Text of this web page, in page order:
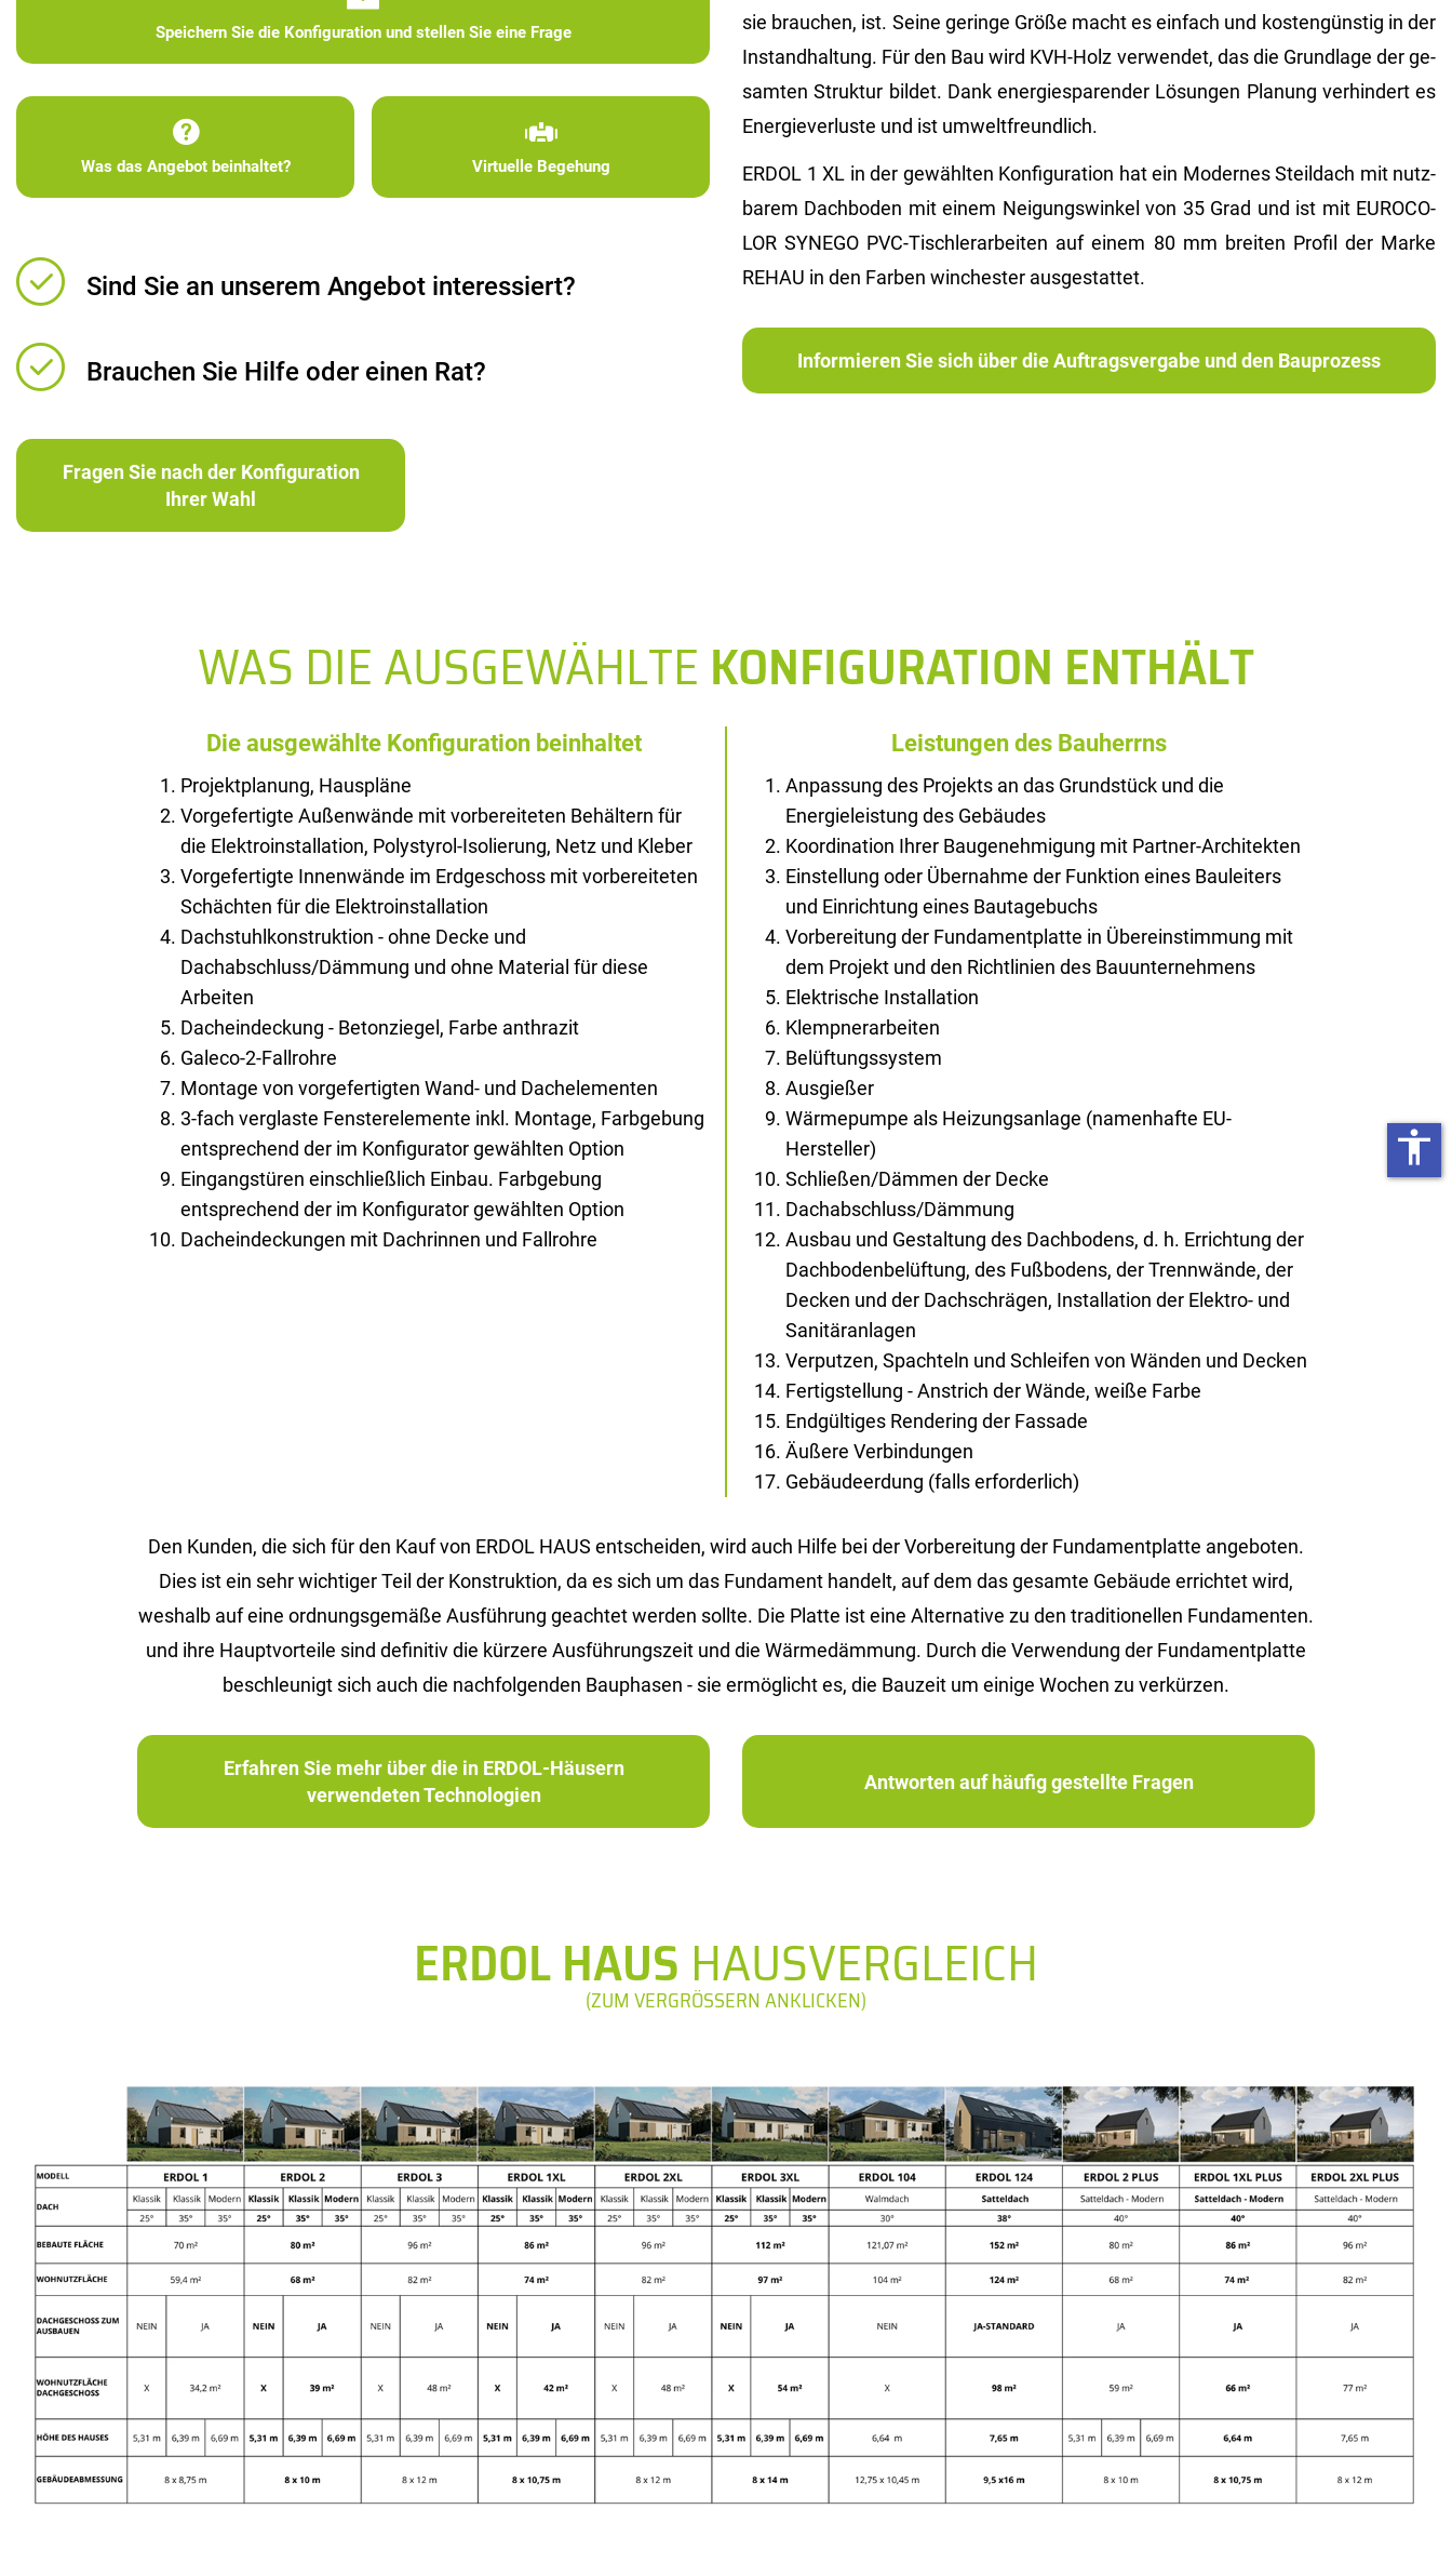
sie brau­chen, ist. Seine ge­rin­ge Größe macht es ein­fach und kos­ten­güns­tig in der
In­stand­hal­tung. Für den Bau wird KVH-Holz ver­wen­det, das die Grund­la­ge der ge­
sam­ten Struk­tur bil­det. Dank en­er­gie­spa­ren­der Lö­sun­gen Pla­nung ver­hin­dert es
En­er­gie­ver­lus­te und ist um­welt­freund­lich.
ERDOL 1 XL in der ge­wähl­ten Kon­fi­gu­ra­ti­on hat ein Mo­der­nes Steil­dach mit nutz­
ba­rem Dach­bo­den mit einem Nei­gungs­win­kel von 35 Grad und ist mit EU­RO­CO­
LOR SYN­EGO PVC-Tisch­ler­ar­bei­ten auf einem 80 mm brei­ten Pro­fil der Marke
REHAU in den Far­ben win­ches­ter aus­ge­stat­tet.
Informieren Sie sich über die Auftragsvergabe und den Bauprozess
Speichern Sie die Konfiguration und stellen Sie eine Frage
Was das Angebot beinhaltet? Virtuelle Begehung
Sind Sie an unserem Angebot interessiert?
Brauchen Sie Hilfe oder einen Rat?
Fragen Sie nach der Konfiguration
Ihrer Wahl
WAS DIE AUSGEWÄHLTE KONFIGURATION ENTHÄLT
Die ausgewählte Konfiguration beinhaltet
Projektplanung, Hauspläne
Vorgefertigte Außenwände mit vorbereiteten Behältern für
die Elektroinstallation, Polystyrol-Isolierung, Netz und Kleber
Vorgefertigte Innenwände im Erdgeschoss mit vorbereiteten
Schächten für die Elektroinstallation
Dachstuhlkonstruktion - ohne Decke und
Dachabschluss/Dämmung und ohne Material für diese
Arbeiten
Dacheindeckung - Betonziegel, Farbe anthrazit
Galeco-2-Fallrohre
Montage von vorgefertigten Wand- und Dachelementen
3-fach verglaste Fensterelemente inkl. Montage, Farbgebung
entsprechend der im Konfigurator gewählten Option
Eingangstüren einschließlich Einbau. Farbgebung
entsprechend der im Konfigurator gewählten Option
Dacheindeckungen mit Dachrinnen und Fallrohre
Leistungen des Bauherrns
Anpassung des Projekts an das Grundstück und die
Energieleistung des Gebäudes
Koordination Ihrer Baugenehmigung mit Partner-Architekten
Einstellung oder Übernahme der Funktion eines Bauleiters
und Einrichtung eines Bautagebuchs
Vorbereitung der Fundamentplatte in Übereinstimmung mit
dem Projekt und den Richtlinien des Bauunternehmens
Elektrische Installation
Klempnerarbeiten
Belüftungssystem
Ausgießer
Wärmepumpe als Heizungsanlage (namenhafte EU-
Hersteller)
Schließen/Dämmen der Decke
Dachabschluss/Dämmung
Ausbau und Gestaltung des Dachbodens, d. h. Errichtung der
Dachbodenbelüftung, des Fußbodens, der Trennwände, der
Decken und der Dachschrägen, Installation der Elektro- und
Sanitäranlagen
Verputzen, Spachteln und Schleifen von Wänden und Decken
Fertigstellung - Anstrich der Wände, weiße Farbe
Endgültiges Rendering der Fassade
Äußere Verbindungen
Gebäudeerdung (falls erforderlich)
Den Kun­den, die sich für den Kauf von ERDOL HAUS ent­schei­den, wird auch Hilfe bei der Vor­be­rei­tung der Fun­da­ment­plat­te an­ge­bo­ten.
Dies ist ein sehr wich­ti­ger Teil der Kon­struk­ti­on, da es sich um das Fun­da­ment han­delt, auf dem das ge­sam­te Ge­bäu­de er­rich­tet wird,
wes­halb auf eine ord­nungs­ge­mä­ße Aus­füh­rung ge­ach­tet wer­den soll­te. Die Plat­te ist eine Al­ter­na­ti­ve zu den tra­di­tio­nel­len Fun­da­men­ten.
und ihre Haupt­vor­tei­le sind de­fi­ni­tiv die kür­ze­re Aus­füh­rungs­zeit und die Wär­me­däm­mung. Durch die Ver­wen­dung der Fun­da­ment­plat­te
be­schleu­nigt sich auch die nach­fol­gen­den Bau­pha­sen - sie er­mög­licht es, die Bau­zeit um ei­ni­ge Wo­chen zu ver­kür­zen.
Erfahren Sie mehr über die in ERDOL-Häusern
verwendeten Technologien
Antworten auf häufig gestellte Fragen
ERDOL HAUS HAUSVERGLEICH
(ZUM VERGRÖSSERN ANKLICKEN)
accessibility